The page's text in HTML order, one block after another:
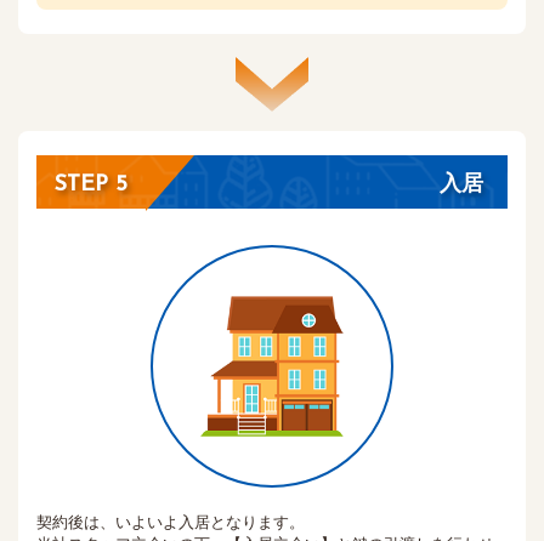
入居
STEP 5
契約後は、いよいよ入居となります。